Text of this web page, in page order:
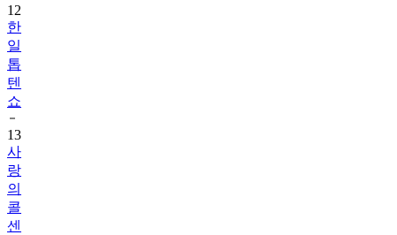
12
한
일
톱
텐
쇼
13
사
랑
의
콜
센